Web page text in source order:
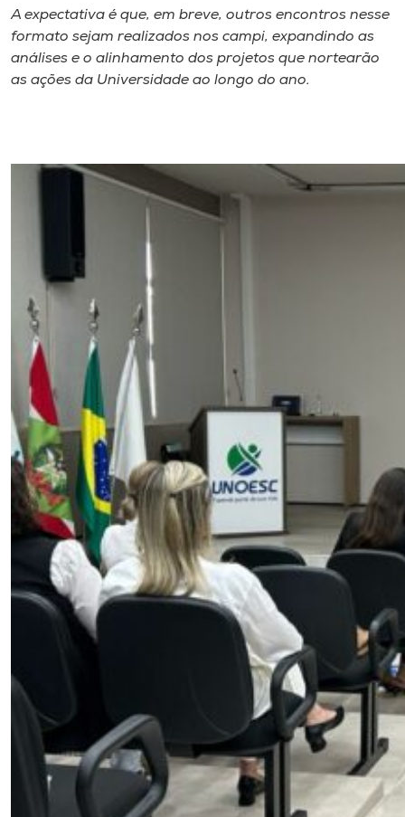
A expectativa é que, em breve, outros encontros nesse
formato sejam realizados nos campi, expandindo as
análises e o alinhamento dos projetos que nortearão
as ações da Universidade ao longo do ano.